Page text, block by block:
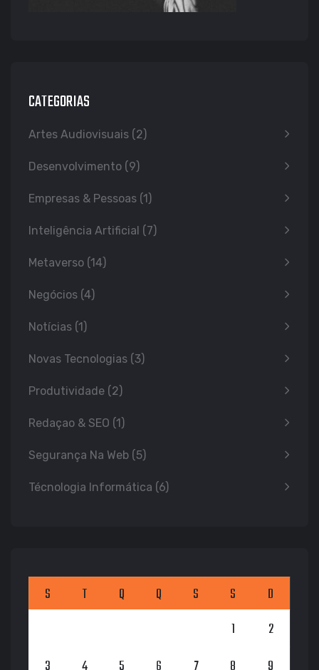
CATEGORIAS
Artes Audiovisuais (2)
Desenvolvimento (9)
Empresas & Pessoas (1)
Inteligência Artificial (7)
Metaverso (14)
Negócios (4)
Notícias (1)
Novas Tecnologias (3)
Produtividade (2)
Redaçao & SEO (1)
Segurança Na Web (5)
Técnologia Informática (6)
S T Q Q S S
D
1
2